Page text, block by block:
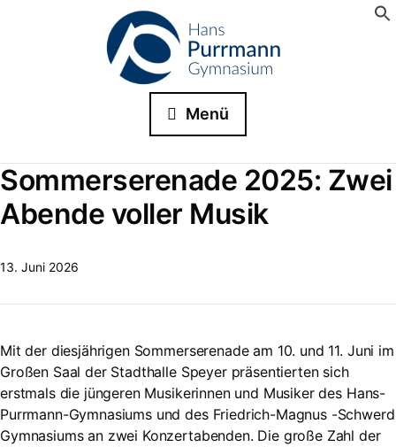
Menü
Sommerserenade 2025: Zwei
Abende voller Musik
13. Juni 2026
Mit der diesjährigen Sommerserenade am 10. und 11. Juni im
Großen Saal der Stadthalle Speyer präsentierten sich
erstmals die jüngeren Musikerinnen und Musiker des Hans-
Purrmann-Gymnasiums und des Friedrich-Magnus -Schwerd
Gymnasiums an zwei Konzertabenden. Die große Zahl der